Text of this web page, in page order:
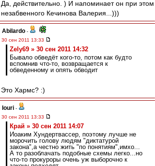
Да, действительно. ) И напоминает он при этом
незабвенного Кечинова Валерия...)))
Abilardo -
30 сен 2011 13:33
Zely69 » 30 сен 2011 14:32
Бывало обведёт кого-то, потом как будто
вспомнив что-то, возвращается к
обведенному и опять обводит
Это Хармс? :)
Iouri -
30 сен 2011 13:33
Край » 30 сен 2011 14:07
Иоаким Хундертвассер, поэтому лучше не
морочить голову людям "диктатурой
закона",а честно жить "по понятиям",имхо...
А то разоблачать подобные схемы легко...но
что-то прокуроры очень уж выборочно к